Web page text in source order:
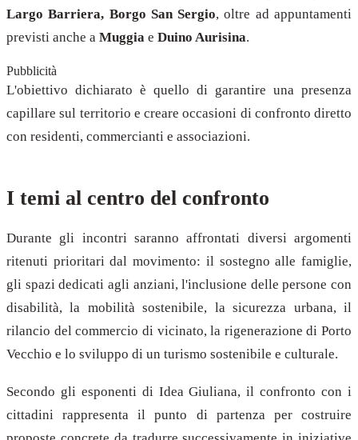
Largo Barriera, Borgo San Sergio, oltre ad appuntamenti
previsti anche a Muggia e Duino Aurisina.
Pubblicità
L'obiettivo dichiarato è quello di garantire una presenza
capillare sul territorio e creare occasioni di confronto diretto
con residenti, commercianti e associazioni.
I temi al centro del confronto
Durante gli incontri saranno affrontati diversi argomenti
ritenuti prioritari dal movimento: il sostegno alle famiglie,
gli spazi dedicati agli anziani, l'inclusione delle persone con
disabilità, la mobilità sostenibile, la sicurezza urbana, il
rilancio del commercio di vicinato, la rigenerazione di Porto
Vecchio e lo sviluppo di un turismo sostenibile e culturale.
Secondo gli esponenti di Idea Giuliana, il confronto con i
cittadini rappresenta il punto di partenza per costruire